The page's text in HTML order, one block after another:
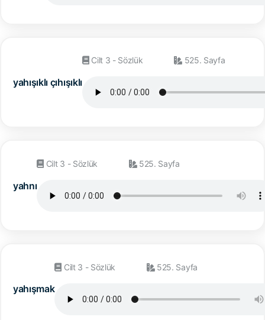
yahışıklı çıhışıklı
Cilt 3 - Sözlük 525. Sayfa
yahnı
Cilt 3 - Sözlük 525. Sayfa
yahışmak
Cilt 3 - Sözlük 525. Sayfa